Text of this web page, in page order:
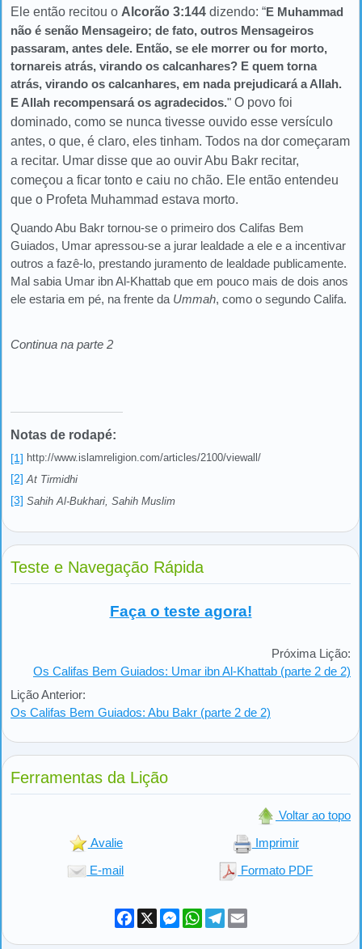
Ele então recitou o Alcorão 3:144 dizendo: “E Muhammad
não é senão Mensageiro; de fato, outros Mensageiros
passaram, antes dele. Então, se ele morrer ou for morto,
tornareis atrás, virando os calcanhares? E quem torna
atrás, virando os calcanhares, em nada prejudicará a Allah.
E Allah recompensará os agradecidos." O povo foi
dominado, como se nunca tivesse ouvido esse versículo
antes, o que, é claro, eles tinham. Todos na dor começaram
a recitar. Umar disse que ao ouvir Abu Bakr recitar,
começou a ficar tonto e caiu no chão. Ele então entendeu
que o Profeta Muhammad estava morto.
Quando Abu Bakr tornou-se o primeiro dos Califas Bem
Guiados, Umar apressou-se a jurar lealdade a ele e a incentivar
outros a fazê-lo, prestando juramento de lealdade publicamente.
Mal sabia Umar ibn Al-Khattab que em pouco mais de dois anos
ele estaria em pé, na frente da Ummah, como o segundo Califa.
Continua na parte 2
Notas de rodapé:
[1] http://www.islamreligion.com/articles/2100/viewall/
[2] At Tirmidhi
[3] Sahih Al-Bukhari, Sahih Muslim
Teste e Navegação Rápida
Faça o teste agora!
Lição Anterior:
Os Califas Bem Guiados: Abu Bakr (parte 2 de 2)
Próxima Lição:
Os Califas Bem Guiados: Umar ibn Al-Khattab (parte 2 de 2)
Ferramentas da Lição
Voltar ao topo
Avalie Imprimir
E-mail Formato PDF
Facebook
X Messenger
WhatsApp
Telegram